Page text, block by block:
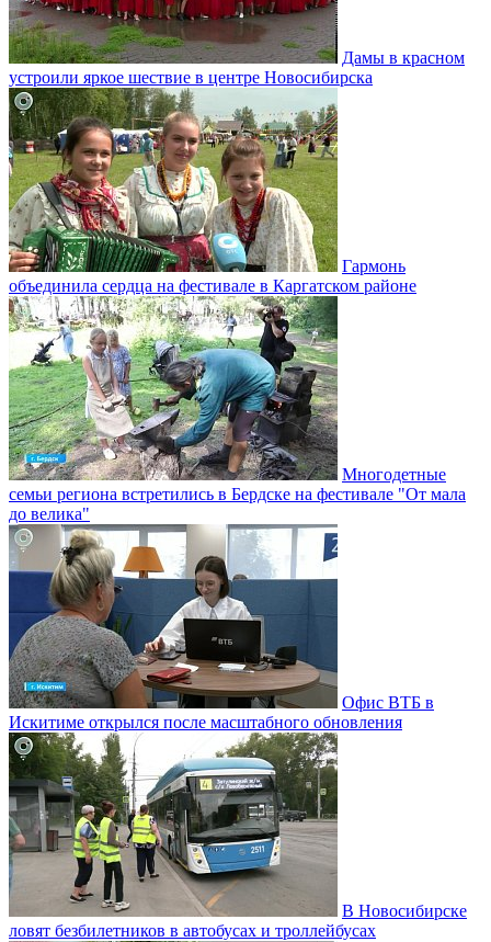
Дамы в красном
устроили яркое шествие в центре Новосибирска
Гармонь
объединила сердца на фестивале в Каргатском районе
Многодетные
семьи региона встретились в Бердске на фестивале "От мала
до велика"
Офис ВТБ в
Искитиме открылся после масштабного обновления
В Новосибирске
ловят безбилетников в автобусах и троллейбусах